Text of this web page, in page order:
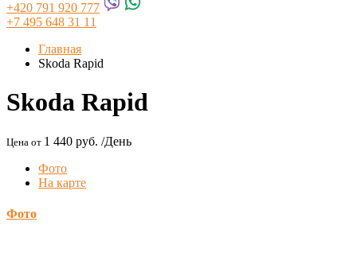
+420 791 920 777
+7 495 648 31 11
Главная
Skoda Rapid
Skoda Rapid
Цена от 1 440 руб. /День
Фото
На карте
Фото